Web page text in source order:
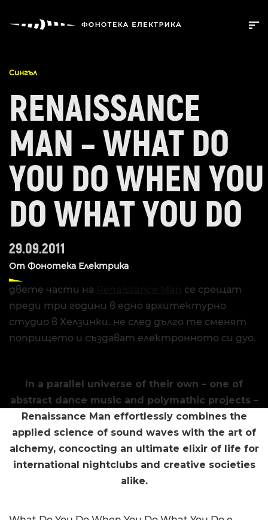
Сингъл
RENAISSANCE
MAN – WHAT DO
YOU DO WHEN YOU
DO WHAT YOU DO
29.09.2011
От Фонотека Електрика
двете части на
се срещат
преди три години в едно архитектурно
студио в Хелзинки. не след дълго те сменят
попрището и създават електронното си дуо.
In a parallel universe of their own – one of
abstract dance music and polymathic projects –
Renaissance Man effortlessly combines the
applied science of sound waves with the art of
alchemy, concocting an ultimate elixir of life for
international nightclubs and creative societies
alike.